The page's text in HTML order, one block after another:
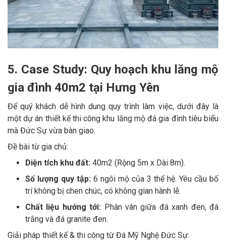
5. Case Study: Quy hoạch khu lăng mộ
gia đình 40m2 tại Hưng Yên
Để quý khách dễ hình dung quy trình làm việc, dưới đây là
một dự án thiết kế thi công khu lăng mộ đá gia đình tiêu biểu
mà Đức Sự vừa bàn giao.
Đề bài từ gia chủ:
Diện tích khu đất: 40m2 (Rộng 5m x Dài 8m).
Số lượng quy tập: 6 ngôi mộ của 3 thế hệ. Yêu cầu bố
trí không bị chen chúc, có không gian hành lễ.
Chất liệu hướng tới: Phân vân giữa đá xanh đen, đá
trắng và đá granite đen.
Giải pháp thiết kế & thi công từ Đá Mỹ Nghệ Đức Sự: